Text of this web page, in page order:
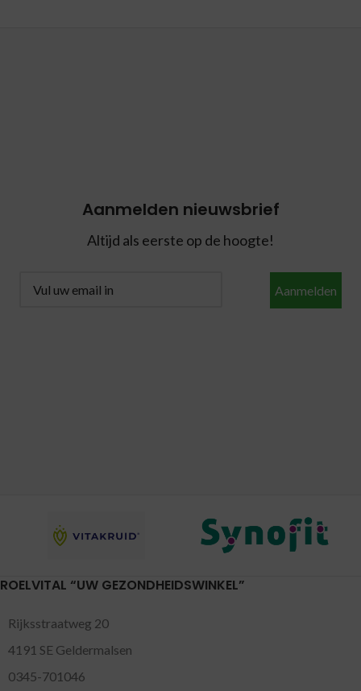
Aanmelden nieuwsbrief
Altijd als eerste op de hoogte!
Aanmelden
ROELVITAL “UW GEZONDHEIDSWINKEL”
Rijksstraatweg 20
4191 SE Geldermalsen
0345-701046